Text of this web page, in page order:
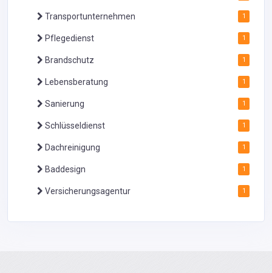
Transportunternehmen 1
Pflegedienst 1
Brandschutz 1
Lebensberatung 1
Sanierung 1
Schlüsseldienst 1
Dachreinigung 1
Baddesign 1
Versicherungsagentur 1